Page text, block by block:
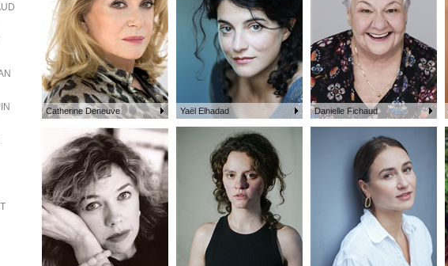
Catherine Deneuve Yaël Elhadad Danielle Fichaud